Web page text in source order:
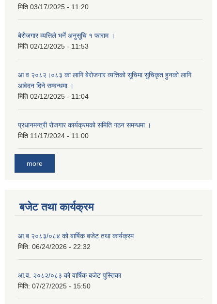
मिति 03/17/2025 - 11:20
बेरोजगार व्यत्तिले भर्ने अनुसूचि १ फाराम ।
मिति 02/12/2025 - 11:53
आ व २०८२।०८३ का लागि बेेरोजगार व्यत्तिको सूचिमा सुचिकृत हुनको लागि
आवेदन दिने सम्वन्धमा ।
मिति 02/12/2025 - 11:04
प्रधानमन्त्री रोजगार कार्यक्रमको समिति गठन समन्धमा ।
मिति 11/17/2024 - 11:00
more
बजेट तथा कार्यक्रम
आ.ब २०८३/०८४ को बार्षिक बजेट तथा कार्यक्रम
मिति: 06/24/2026 - 22:32
आ.व. २०८२/०८३ को वार्षिक बजेट पुस्तिका
मिति: 07/27/2025 - 15:50